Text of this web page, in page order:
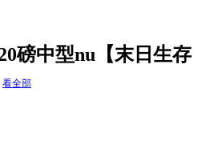
磅中型nu【末日生存
看全部